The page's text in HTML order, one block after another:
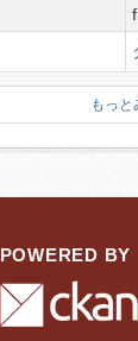
もっと
POWERED BY